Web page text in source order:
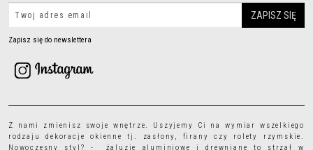
Zapisz się do newslettera
Z nami zmienisz swoje wnętrze. Uszyjemy Ci na wymiar wszelkiego
rodzajudekoracje okienne tj. zasłony, firany czy rolety rzymskie.
Nowoczesny styl? - żaluzje aluminiowe i drewniane to strzał w